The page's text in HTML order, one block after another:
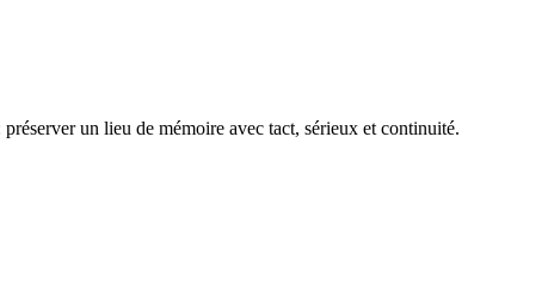
un lieu de mémoire avec tact, sérieux et continuité.